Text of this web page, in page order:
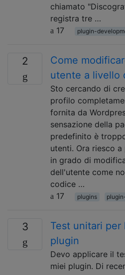
chiamato
registra tre …
17
plugin-
2
Come
utente a livello
Sto cercando di
profilo
fornita da
sensazione della
predefinito è
utenti. Ora riesco
in grado di
dell'utente come
codice …
17
plugins
3
Test unitari
plugin
Devo applicare il
miei plugin. Di